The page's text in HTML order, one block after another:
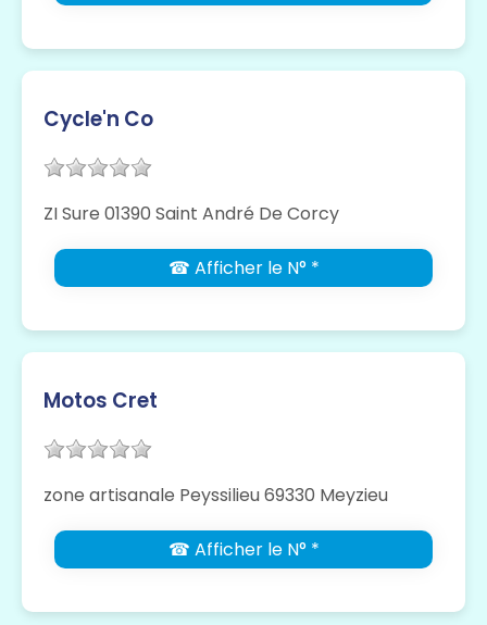
Cycle'n Co
ZI Sure 01390 Saint André De Corcy
☎ Afficher le N° *
Motos Cret
zone artisanale Peyssilieu 69330 Meyzieu
☎ Afficher le N° *